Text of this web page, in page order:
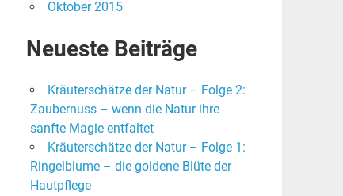
Oktober 2015
Neueste Beiträge
Kräuterschätze der Natur – Folge 2:
Zaubernuss – wenn die Natur ihre
sanfte Magie entfaltet
Kräuterschätze der Natur – Folge 1:
Ringelblume – die goldene Blüte der
Hautpflege